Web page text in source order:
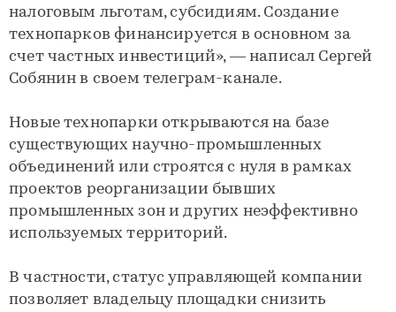
налоговым льготам, субсидиям. Создание
технопарков финансируется в основном за
счет частных инвестиций», — написал Сергей
Собянин в своем телеграм-канале.
Новые технопарки открываются на базе
существующих научно-промышленных
объединений или строятся с нуля в рамках
проектов реорганизации бывших
промышленных зон и других неэффективно
используемых территорий.
В частности, статус управляющей компании
позволяет владельцу площадки снизить